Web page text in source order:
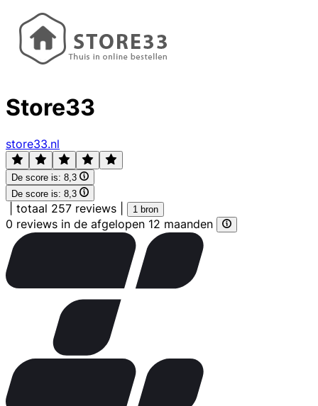
Store33
store33.nl
De score is: 8,3
De score is: 8,3
totaal 257 reviews 1 bron
0 reviews in de afgelopen 12 maanden